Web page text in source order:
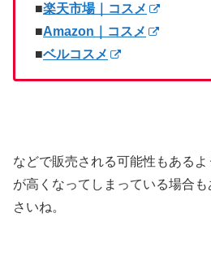
■楽天市場｜コスメ
■Amazon｜コスメ
■ベルコスメ
などで販売される可能性もある
が高くなってしまっている場合
さいね。